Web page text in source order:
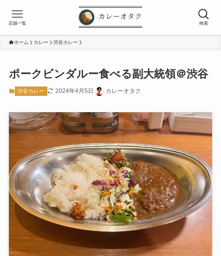
検索
店舗一覧
ホーム カレー 渋谷カレー
ポークビンダルー食べる副大統領＠渋谷
渋谷カレー 2024年4月5日 カレーオタク